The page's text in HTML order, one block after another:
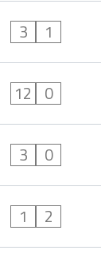
3 1
12 0
3 0
1 2